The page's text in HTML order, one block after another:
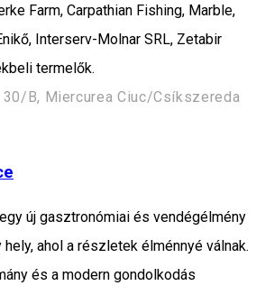
Farm, Carpathian Fishing, Marble,
Interserv-Molnar SRL, Zetabir
termelők.
30/B, Miercurea Ciuc/Csíkszereda
új gasztronómiai és vendégélmény
ahol a részletek élménnyé válnak.
és a modern gondolkodás